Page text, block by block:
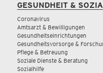
GESUNDHEIT &
Coronavirus
Amtsarzt & Bewilligungen
Gesundheitseinrichtungen
Gesundheitsvorsorge &
Pflege & Betreuung
Soziale Dienste & Beratung
Sozialhilfe